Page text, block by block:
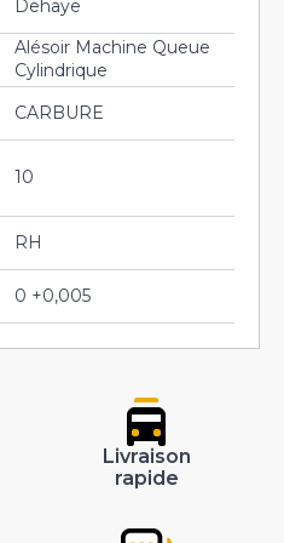
Dehaye
Alésoir Machine Queue
Cylindrique
CARBURE
10
RH
0 +0,005
Livraison
rapide